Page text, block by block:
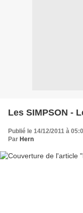
Les SIMPSON -
Publié le 14/12/2011 à
Par Hern